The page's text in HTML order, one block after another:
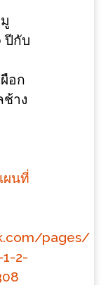
ปีกับ
อก
ช้าง
ผนที่
pages/
2-